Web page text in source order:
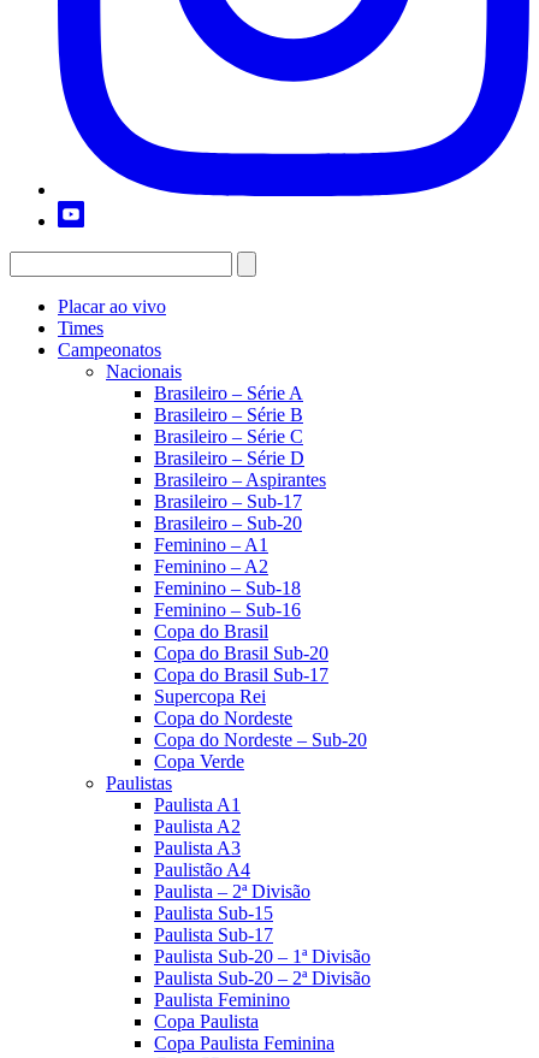
Placar ao vivo
Times
Campeonatos
Nacionais
Brasileiro – Série A
Brasileiro – Série B
Brasileiro – Série C
Brasileiro – Série D
Brasileiro – Aspirantes
Brasileiro – Sub-17
Brasileiro – Sub-20
Feminino – A1
Feminino – A2
Feminino – Sub-18
Feminino – Sub-16
Copa do Brasil
Copa do Brasil Sub-20
Copa do Brasil Sub-17
Supercopa Rei
Copa do Nordeste
Copa do Nordeste – Sub-20
Copa Verde
Paulistas
Paulista A1
Paulista A2
Paulista A3
Paulistão A4
Paulista – 2ª Divisão
Paulista Sub-15
Paulista Sub-17
Paulista Sub-20 – 1ª Divisão
Paulista Sub-20 – 2ª Divisão
Paulista Feminino
Copa Paulista
Copa Paulista Feminina